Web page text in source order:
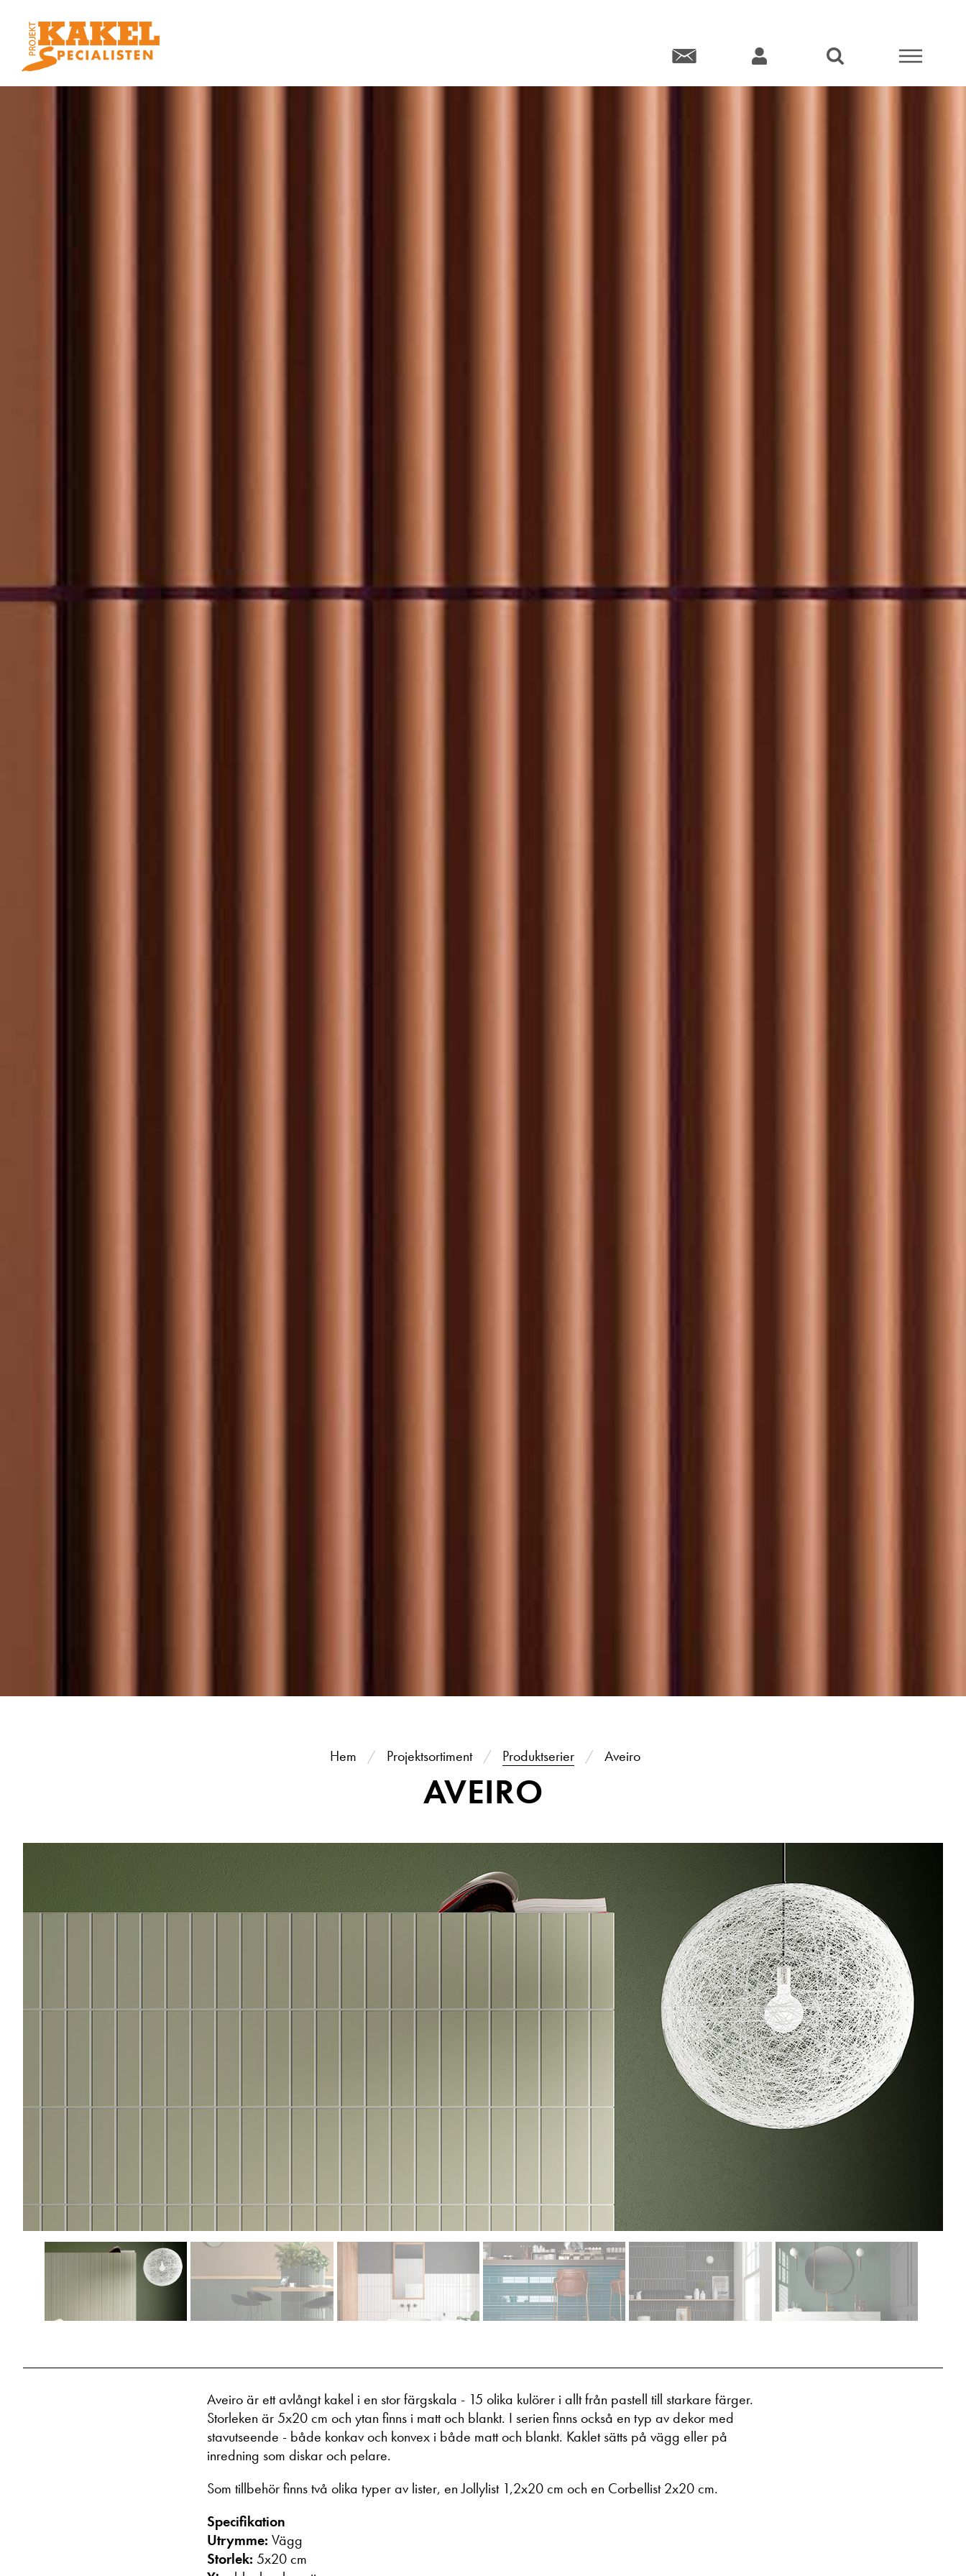
KONTO SÖK MENY
Hem Projektsortiment Produktserier Aveiro
AVEIRO
Aveiro är ett avlångt kakel i en stor färgskala - 15 olika kulörer i allt från pastell till starkare färger.
Storleken är 5x20 cm och ytan finns i matt och blankt. I serien finns också en typ av dekor med
stavutseende - både konkav och konvex i både matt och blankt. Kaklet sätts på vägg eller på
inredning som diskar och pelare.
Som tillbehör finns två olika typer av lister, en Jollylist 1,2x20 cm och en Corbellist 2x20 cm.
Specifikation
Utrymme: Vägg
Storlek: 5x20 cm